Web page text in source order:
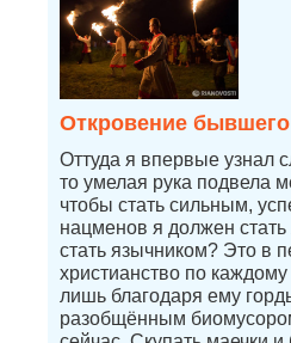
Откровение
Оттуда я впервые узнал
то умелая рука подвела
чтобы стать сильным,
нацменов я должен
стать язычником? Это в
христианство по каждому
лишь благодаря ему
разобщённым